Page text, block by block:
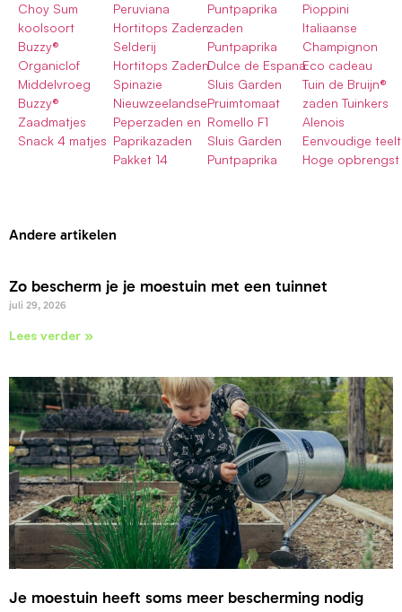
Choy Sum
koolsoort
Buzzy®
Organiclof
Middelvroeg
Buzzy®
Zaadmatjes
Snack 4 matjes
Peruviana
Hortitops Zaden
Selderij
Hortitops Zaden
Spinazie
Nieuwzeelandse
Peperzaden en
Paprikazaden
Pakket 14
Puntpaprika
zaden
Puntpaprika
Dulce de Espana
Sluis Garden
Pruimtomaat
Romello F1
Sluis Garden
Puntpaprika
Pioppini
Italiaanse
Champignon
Eco cadeau
Tuin de Bruijn®
zaden Tuinkers
Alenois
Eenvoudige teelt
Hoge opbrengst
Andere artikelen
Zo bescherm je je moestuin met een tuinnet
juli 29, 2026
Lees verder »
Je moestuin heeft soms meer bescherming nodig